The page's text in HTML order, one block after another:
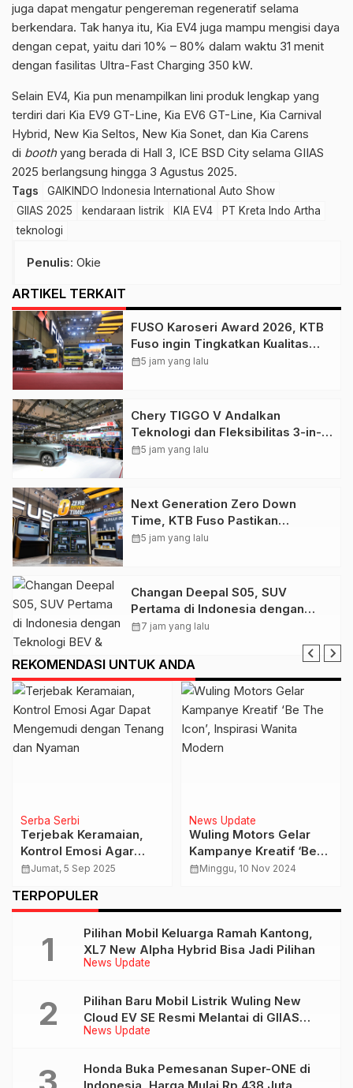
juga dapat mengatur pengereman regeneratif selama
berkendara. Tak hanya itu, Kia EV4 juga mampu mengisi daya
dengan cepat, yaitu dari 10% – 80% dalam waktu 31 menit
dengan fasilitas Ultra-Fast Charging 350 kW.
Selain EV4, Kia pun menampilkan lini produk lengkap yang
terdiri dari Kia EV9 GT-Line, Kia EV6 GT-Line, Kia Carnival
Hybrid, New Kia Seltos, New Kia Sonet, dan Kia Carens
di boothyang berada di Hall 3, ICE BSD City selama GIIAS
2025 berlangsung hingga 3 Agustus 2025.
Tags
GAIKINDO Indonesia International Auto Show
GIIAS 2025
kendaraan listrik KIA EV4
PT Kreta Indo Artha
teknologi
Penulis: Okie
ARTIKEL TERKAIT
FUSO Karoseri Award 2026, KTB
Fuso ingin Tingkatkan Kualitas
Industri Karoseri Dalam Negeri
calendar_month5 jam yang lalu
Chery TIGGO V Andalkan
Teknologi dan Fleksibilitas 3-in-1
untuk Pasar Indonesia
calendar_month5 jam yang lalu
Next Generation Zero Down
Time, KTB Fuso Pastikan
Kendaraan Niaga Konsumen tetap
calendar_month5 jam yang lalu
Changan Deepal S05, SUV
Pertama di Indonesia dengan
Teknologi BEV & REEV
calendar_month7 jam yang lalu
REKOMENDASI UNTUK ANDA
Serba Serbi
Terjebak Keramaian,
Kontrol Emosi Agar
Dapat Mengemudi
Nyaman
calendar_monthJumat, 5 Sep 2025
News Update
Wuling Motors Gelar
Kampanye Kreatif ‘Be
The Icon’, Inspirasi
calendar_monthMinggu, 10 Nov 2024
TERPOPULER
News Update
Pilihan Mobil Keluarga Ramah Kantong,
XL7 New Alpha Hybrid Bisa Jadi Pilihan
News Update
Pilihan Baru Mobil Listrik Wuling New
Cloud EV SE Resmi Melantai di GIIAS
2026
Honda Buka Pemesanan Super-ONE di